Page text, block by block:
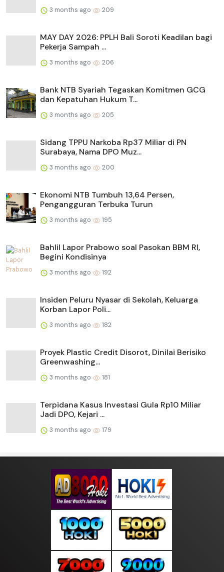
3 months ago 209
MAY DAY 2026: PPLH Bali Soroti Keadilan bagi
Pekerja Sampah ...
3 months ago 206
Bank NTB Syariah Tegaskan Komitmen GCG
dan Kepatuhan Hukum T...
3 months ago 205
Sidang TPPU Narkoba Rp37 Miliar di PN
Surabaya, Nama DPO Muz...
3 months ago 200
Ekonomi NTB Tumbuh 13,64 Persen,
Pengangguran Terbuka Turun
3 months ago 195
Bahlil Lapor Prabowo soal Pasokan BBM RI,
Begini Kondisinya
3 months ago 192
Insiden Peluru Nyasar di Sekolah, Keluarga
Korban Lapor Poli...
3 months ago 182
Proyek Plastic Credit Disorot, Dinilai Berisiko
Greenwashing...
3 months ago 181
Terpidana Kasus Investasi Gula Rp10 Miliar
Jadi DPO, Kejari ...
3 months ago 179